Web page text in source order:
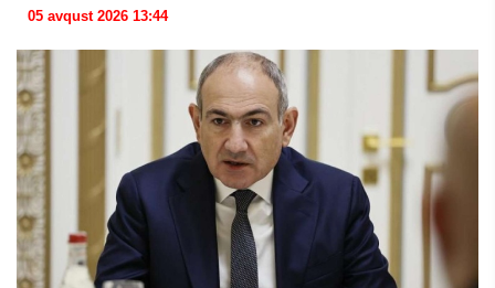
05 avqust 2026 13:44